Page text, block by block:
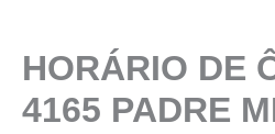
HORÁRIO DE
4165 PADRE